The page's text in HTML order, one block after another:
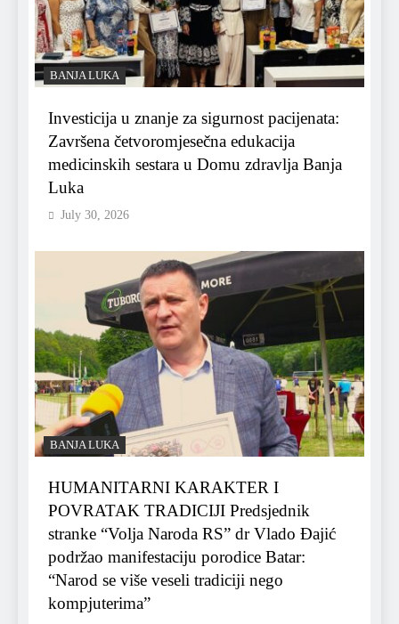
BANJA LUKA
Investicija u znanje za sigurnost pacijenata:
Završena četvoromjesečna edukacija
medicinskih sestara u Domu zdravlja Banja
Luka
July 30, 2026
BANJA LUKA
HUMANITARNI KARAKTER I
POVRATAK TRADICIJI Predsjednik
stranke “Volja Naroda RS” dr Vlado Đajić
podržao manifestaciju porodice Batar:
“Narod se više veseli tradiciji nego
kompjuterima”